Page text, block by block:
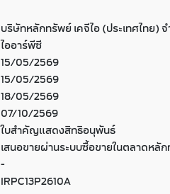
บริษัทหลักทรัพย์ เคจีไอ (ประเทศไทย)
ไออาร์พีซี
15/05/2569
15/05/2569
18/05/2569
07/10/2569
ใบสำคัญแสดงสิทธิอนุพันธ์
เสนอขายผ่านระบบซื้อขายในตลาดหลั
-
IRPC13P2610A